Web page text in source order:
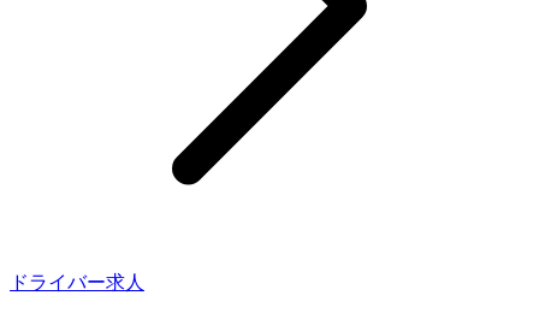
ドライバー求人